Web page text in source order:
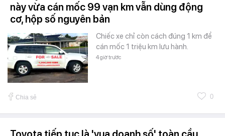
này vừa cán mốc 99 vạn km vẫn dùng động
cơ, hộp số nguyên bản
Chiếc xe chỉ còn cách đúng 1 km để
cán mốc 1 triệu km lưu hành.
4 giờ trước
Chia sẻ 0